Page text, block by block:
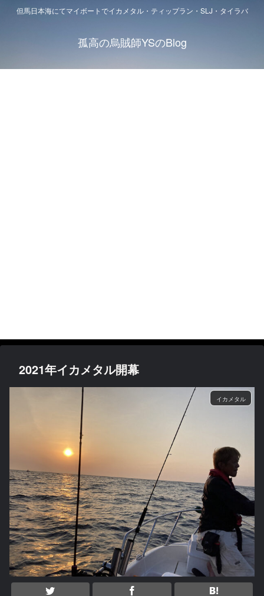
但馬日本海にてマイボートでイカメタル・ティップラン・SLJ・タイラバ
孤高の烏賊師YSのBlog
2021年イカメタル開幕
イカメタル